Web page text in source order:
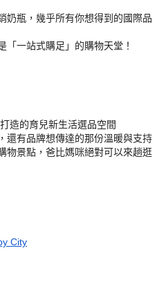
奶瓶，幾乎所有你想得到的國際品
「一站式購足」的購物天堂！
造的育兒新生活選品空間
還有品牌想傳達的那份溫暖與支持
物景點，爸比媽咪絕對可以來趟逛
City